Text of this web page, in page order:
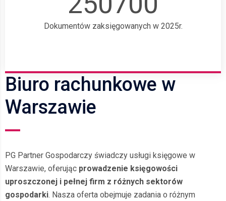
Dokumentów zaksięgowanych w 2025r.
Biuro rachunkowe w
Warszawie
PG Partner Gospodarczy świadczy usługi księgowe w
Warszawie, oferując prowadzenie księgowości
uproszczonej i pełnej firm z różnych sektorów
gospodarki. Nasza oferta obejmuje zadania o różnym